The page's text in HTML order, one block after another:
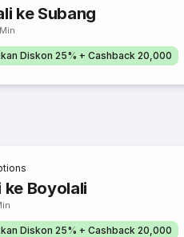
ke Subang
Diskon 25% + Cashback 20,000
ke Boyolali
Diskon 25% + Cashback 20,000